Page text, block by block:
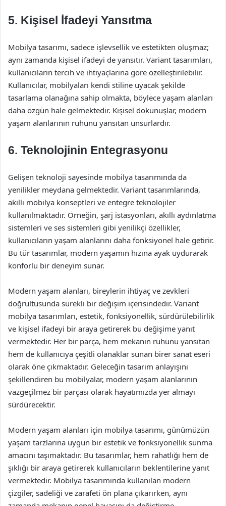
5. Kişisel İfadeyi Yansıtma
Mobilya tasarımı, sadece işlevsellik ve estetikten oluşmaz;
aynı zamanda kişisel ifadeyi de yansıtır. Variant tasarımları,
kullanıcıların tercih ve ihtiyaçlarına göre özelleştirilebilir.
Kullanıcılar, mobilyaları kendi stiline uyacak şekilde
tasarlama olanağına sahip olmakta, böylece yaşam alanları
daha özgün hale gelmektedir. Kişisel dokunuşlar, modern
yaşam alanlarının ruhunu yansıtan unsurlardır.
6. Teknolojinin Entegrasyonu
Gelişen teknoloji sayesinde mobilya tasarımında da
yenilikler meydana gelmektedir. Variant tasarımlarında,
akıllı mobilya konseptleri ve entegre teknolojiler
kullanılmaktadır. Örneğin, şarj istasyonları, akıllı aydınlatma
sistemleri ve ses sistemleri gibi yenilikçi özellikler,
kullanıcıların yaşam alanlarını daha fonksiyonel hale getirir.
Bu tür tasarımlar, modern yaşamın hızına ayak uydurarak
konforlu bir deneyim sunar.
Modern yaşam alanları, bireylerin ihtiyaç ve zevkleri
doğrultusunda sürekli bir değişim içerisindedir. Variant
mobilya tasarımları, estetik, fonksiyonellik, sürdürülebilirlik
ve kişisel ifadeyi bir araya getirerek bu değişime yanıt
vermektedir. Her bir parça, hem mekanın ruhunu yansıtan
hem de kullanıcıya çeşitli olanaklar sunan birer sanat eseri
olarak öne çıkmaktadır. Geleceğin tasarım anlayışını
şekillendiren bu mobilyalar, modern yaşam alanlarının
vazgeçilmez bir parçası olarak hayatımızda yer almayı
sürdürecektir.
Modern yaşam alanları için mobilya tasarımı, günümüzün
yaşam tarzlarına uygun bir estetik ve fonksiyonellik sunma
amacını taşımaktadır. Bu tasarımlar, hem rahatlığı hem de
şıklığı bir araya getirerek kullanıcıların beklentilerine yanıt
vermektedir. Mobilya tasarımında kullanılan modern
çizgiler, sadeliği ve zarafeti ön plana çıkarırken, aynı